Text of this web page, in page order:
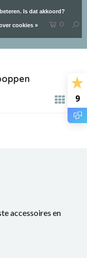
9
0
accessoires en
Is dat akkoord?
cookies »